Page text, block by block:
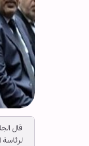
قال
لرئاسة